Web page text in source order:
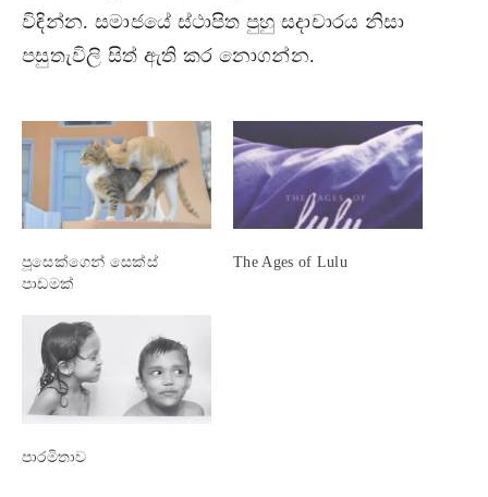
විඳින්න. සමාජයේ ස්ථාපිත පුහු සදාචාරය නිසා
පසුතැවිලි සිත් ඇති කර නොගන්න.
පූසෙක්ගෙන් සෙක්ස්
පාඩමක්
The Ages of Lulu
පාරමිතාව